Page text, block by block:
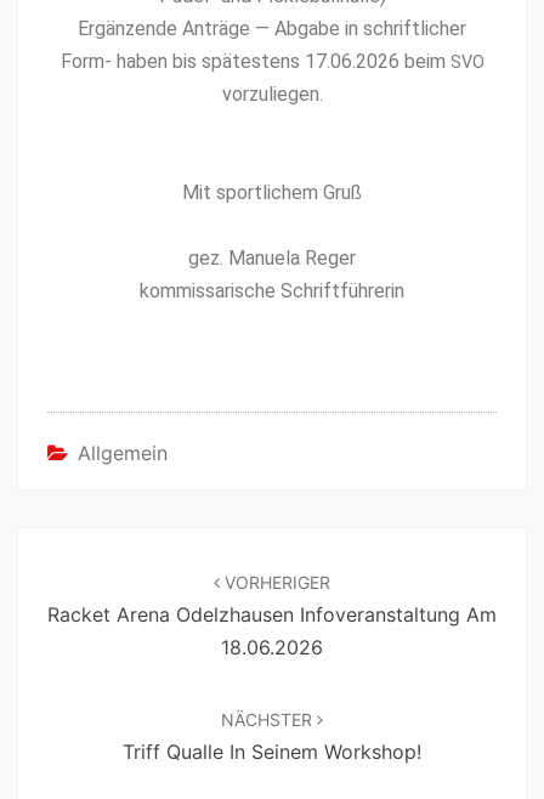
Ergänzende Anträge — Abgabe in schriftlich­er
Form- haben bis spätestens 17.06.2026 beim SVO
vorzuliegen.
Mit sportlichem Gruß
gez. Manuela Reger
kom­mis­sarische Schriftführerin
Allgemein
VORHERIGER
Racket Arena Odelzhausen Infoveranstaltung Am
18.06.2026
NÄCHSTER
Triff Qualle In Seinem Workshop!